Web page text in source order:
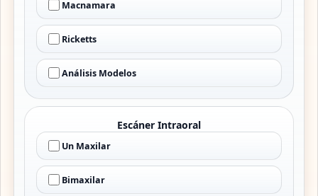
Macnamara
Ricketts
Análisis Modelos
Escáner Intraoral
Un Maxilar
Bimaxilar